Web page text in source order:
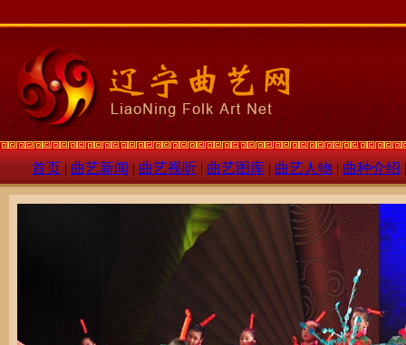
首页| 曲艺新闻 | 曲艺视听| 曲艺图库| 曲艺人物 | 曲种介绍